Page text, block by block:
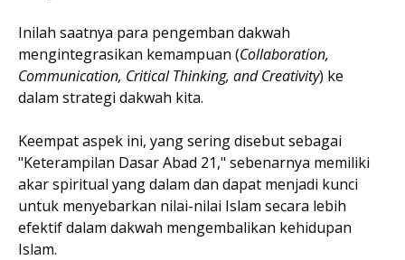
Inilah saatnya para pengemban dakwah
mengintegrasikan kemampuan (Collaboration,
Communication, Critical Thinking, and Creativity) ke
dalam strategi dakwah kita.
Keempat aspek ini, yang sering disebut sebagai
"Keterampilan Dasar Abad 21," sebenarnya memiliki
akar spiritual yang dalam dan dapat menjadi kunci
untuk menyebarkan nilai-nilai Islam secara lebih
efektif dalam dakwah mengembalikan kehidupan
Islam.